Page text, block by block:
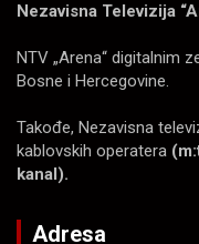
Nezavisna Televizija
NTV „Arena“ digitalnim
Bosne i Hercegovine.
Takođe, Nezavisna
kablovskih operatera
kanal).
Adresa